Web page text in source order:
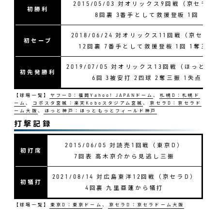
初勝利
2015/05/03 対オリックス9回戦（京セラD
8回裏 3番手として救援登板 1回
初セーブ
2018/06/24 対オリックス11回戦（京セラD
12回裏 7番手として救援登板 1回 1奪三振
初先発勝利
2019/07/05 対オリックス13回戦（ほっと神
6回 3被安打 2四球 2奪三振 1失点
【球場一覧】 ヤフーD：福岡Yahoo! JAPANドーム
札幌D：札幌ド
ーム
コボスタ宮城：楽天Koboスタジアム宮城
京セラD：京セラド
ーム大阪
ほっと神戸：ほっともっとフィールド神戸
打撃記録
初打席
2015/06/05 対読売1回戦（東京D）
7回表 高木京介から見逃し三振
初犠打
2021/08/14 対広島東洋12回戦（京セラD）
4回裏 九里亜蓮から犠打
【球場一覧】 東京D：東京ドーム 、 京セラD：京セラドーム大阪